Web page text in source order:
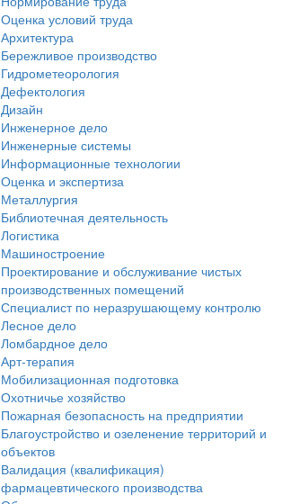
Оценка условий труда
Архитектура
Бережливое производство
Гидрометеорология
Дефектология
Дизайн
Инженерное дело
Инженерные системы
Информационные технологии
Оценка и экспертиза
Металлургия
Библиотечная деятельность
Логистика
Машиностроение
Проектирование и обслуживание чистых
производственных помещений
Специалист по неразрушающему контролю
Лесное дело
Ломбардное дело
Арт-терапия
Мобилизационная подготовка
Охотничье хозяйство
Пожарная безопасность на предприятии
Благоустройство и озеленение территорий и
объектов
Валидация (квалификация)
фармацевтического производства